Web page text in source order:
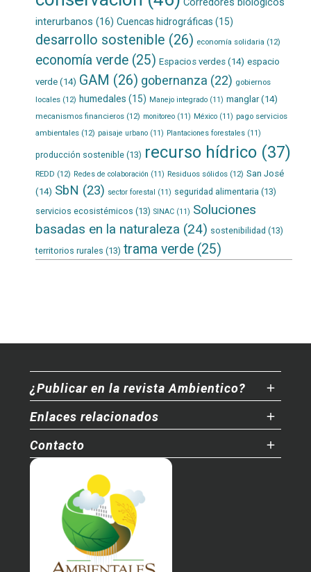
interurbanos (16) Cuencas hidrográficas (15)
desarrollo sostenible (26) economía solidaria (12)
economía verde(25) Espacios verdes(14) espacio
verde(14) GAM (26) gobernanza (22) gobiernos
locales(12) humedales (15) Manejo integrado(11) manglar(14)
mecanismos financieros(12) monitoreo(11) México(11) pago servicios
ambientales(12) paisaje urbano(11) Plantaciones forestales(11)
producción sostenible(13) recurso hídrico(37)
REDD (12) Redes de colaboración (11) Residuos sólidos(12) San José
(14) SbN (23) sector forestal (11) seguridad alimentaria (13)
servicios ecosistémicos (13) SINAC(11) Soluciones
basadas en la naturaleza (24) sostenibilidad (13)
territorios rurales (13) trama verde(25)
¿Publicar en la revista Ambientico?
Enlaces relacionados
Contacto